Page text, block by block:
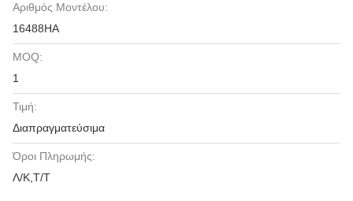
Αριθμός Μοντέλου:
16488HA
MOQ:
1
Τιμή:
Διαπραγματεύσιμα
Όροι Πληρωμής:
Λ/Κ,Τ/Τ